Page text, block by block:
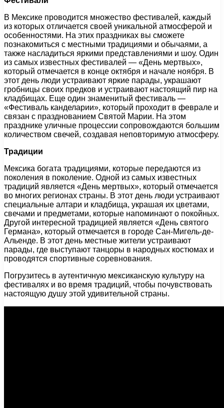
В Мексике проводится множество фестивалей, каждый
из которых отличается своей уникальной атмосферой и
особенностями. На этих праздниках вы сможете
познакомиться с местными традициями и обычаями, а
также насладиться яркими представлениями и шоу. Один
из самых известных фестивалей — «День мертвых»,
который отмечается в конце октября и начале ноября. В
этот день люди устраивают яркие парады, украшают
гробницы своих предков и устраивают настоящий пир на
кладбищах. Еще один знаменитый фестиваль —
«Фестиваль канделарии», который проходит в феврале и
связан с празднованием Святой Марии. На этом
празднике уличные процессии сопровождаются большим
количеством свечей, создавая неповторимую атмосферу.
Традиции
Мексика богата традициями, которые передаются из
поколения в поколение. Одной из самых известных
традиций является «День мертвых», который отмечается
во многих регионах страны. В этот день люди устраивают
специальные алтари и кладбища, украшая их цветами,
свечами и предметами, которые напоминают о покойных.
Другой интересной традицией является «День святого
Германа», который отмечается в городе Сан-Мигель-де-
Альенде. В этот день местные жители устраивают
парады, где выступают танцоры в народных костюмах и
проводятся спортивные соревнования.
Погрузитесь в аутентичную мексиканскую культуру на
фестивалях и во время традиций, чтобы почувствовать
настоящую душу этой удивительной страны.